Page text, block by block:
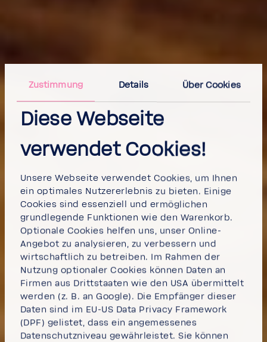
Zustimmung Details Über Cookies
Diese Webseite
verwendet Cookies!
Unsere Webseite verwendet Cookies, um Ihnen
ein optimales Nutzererlebnis zu bieten. Einige
Cookies sind essenziell und ermöglichen
grundlegende Funktionen wie den Warenkorb.
Optionale Cookies helfen uns, unser Online-
Angebot zu analysieren, zu verbessern und
wirtschaftlich zu betreiben. Im Rahmen der
Nutzung optionaler Cookies können Daten an
Firmen aus Drittstaaten wie den USA übermittelt
werden (z. B. an Google). Die Empfänger dieser
Daten sind im EU-US Data Privacy Framework
(DPF) gelistet, dass ein angemessenes
Datenschutzniveau gewährleistet. Sie können